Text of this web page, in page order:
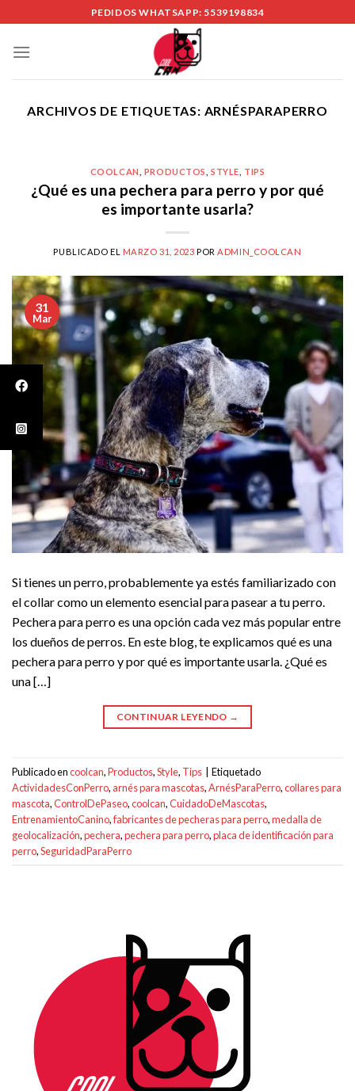
to
content
PEDIDOS WHATSAPP: 5539198834
ARCHIVOS DE ETIQUETAS: ARNÉSPARAPERRO
COOLCAN PRODUCTOS ,STYLE TIPS
¿Qué es una pechera para perro y por qué
es importante usarla?
PUBLICADO EL MARZO 31, 2023 POR ADMIN_COOLCAN
31
Mar
Si tienes un perro, probablemente ya estés familiarizado con
el collar como un elemento esencial para pasear a tu perro.
Pechera para perro es una opción cada vez más popular entre
los dueños de perros. En este blog, te explicamos qué es una
pechera para perro y por qué es importante usarla. ¿Qué es
una […]
CONTINUAR LEYENDO →
Publicado encoolcan,Productos,Style, Tips | Etiquetado
ActividadesConPerro, arnés para mascotas,ArnésParaPerro,collares para
mascota,ControlDePaseo,coolcan,CuidadoDeMascotas,
EntrenamientoCanino,fabricantes de pecheras para perro,medalla de
geolocalización,pechera,pechera para perro,placa de identificación para
perro,SeguridadParaPerro